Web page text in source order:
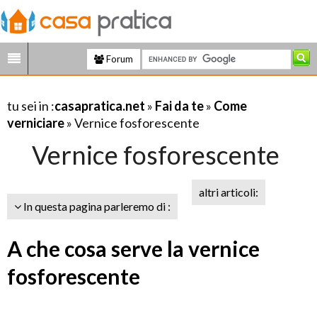
Forum
tu sei in :casapratica.net » Fai da te» Come
verniciare» Vernice fosforescente
Vernice fosforescente
In questa pagina parleremo di :
altri articoli:
A che cosa serve la vernice
fosforescente